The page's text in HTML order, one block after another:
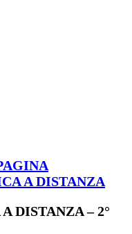
A DISTANZA
DISTANZA – 2°